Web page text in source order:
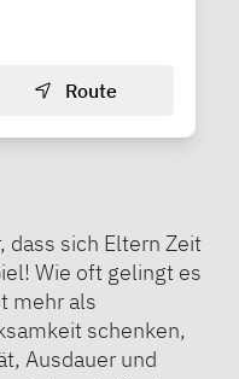
Route
dass sich Eltern Zeit
Wie oft gelingt es
mehr als
schenken,
Ausdauer und